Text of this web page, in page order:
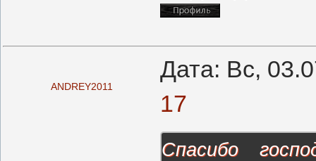
ANDREY2011
Дата: Вс,
17
Спасибо